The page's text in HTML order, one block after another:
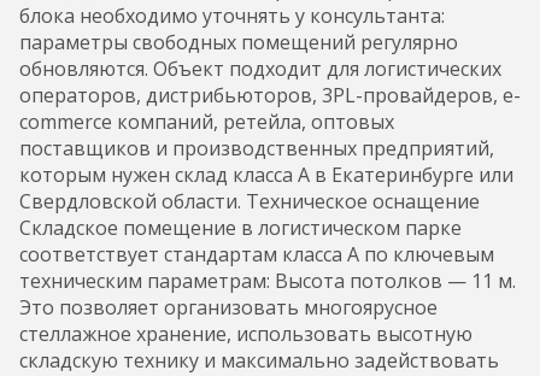
блока необходимо уточнять у консультанта:
параметры свободных помещений регулярно
обновляются. Объект подходит для логистических
операторов, дистрибьюторов, 3PL-провайдеров, e-
commerce компаний, ретейла, оптовых
поставщиков и производственных предприятий,
которым нужен склад класса А в Екатеринбурге или
Свердловской области. Техническое оснащение
Складское помещение в логистическом парке
соответствует стандартам класса А по ключевым
техническим параметрам: Высота потолков — 11 м.
Это позволяет организовать многоярусное
стеллажное хранение, использовать высотную
складскую технику и максимально задействовать